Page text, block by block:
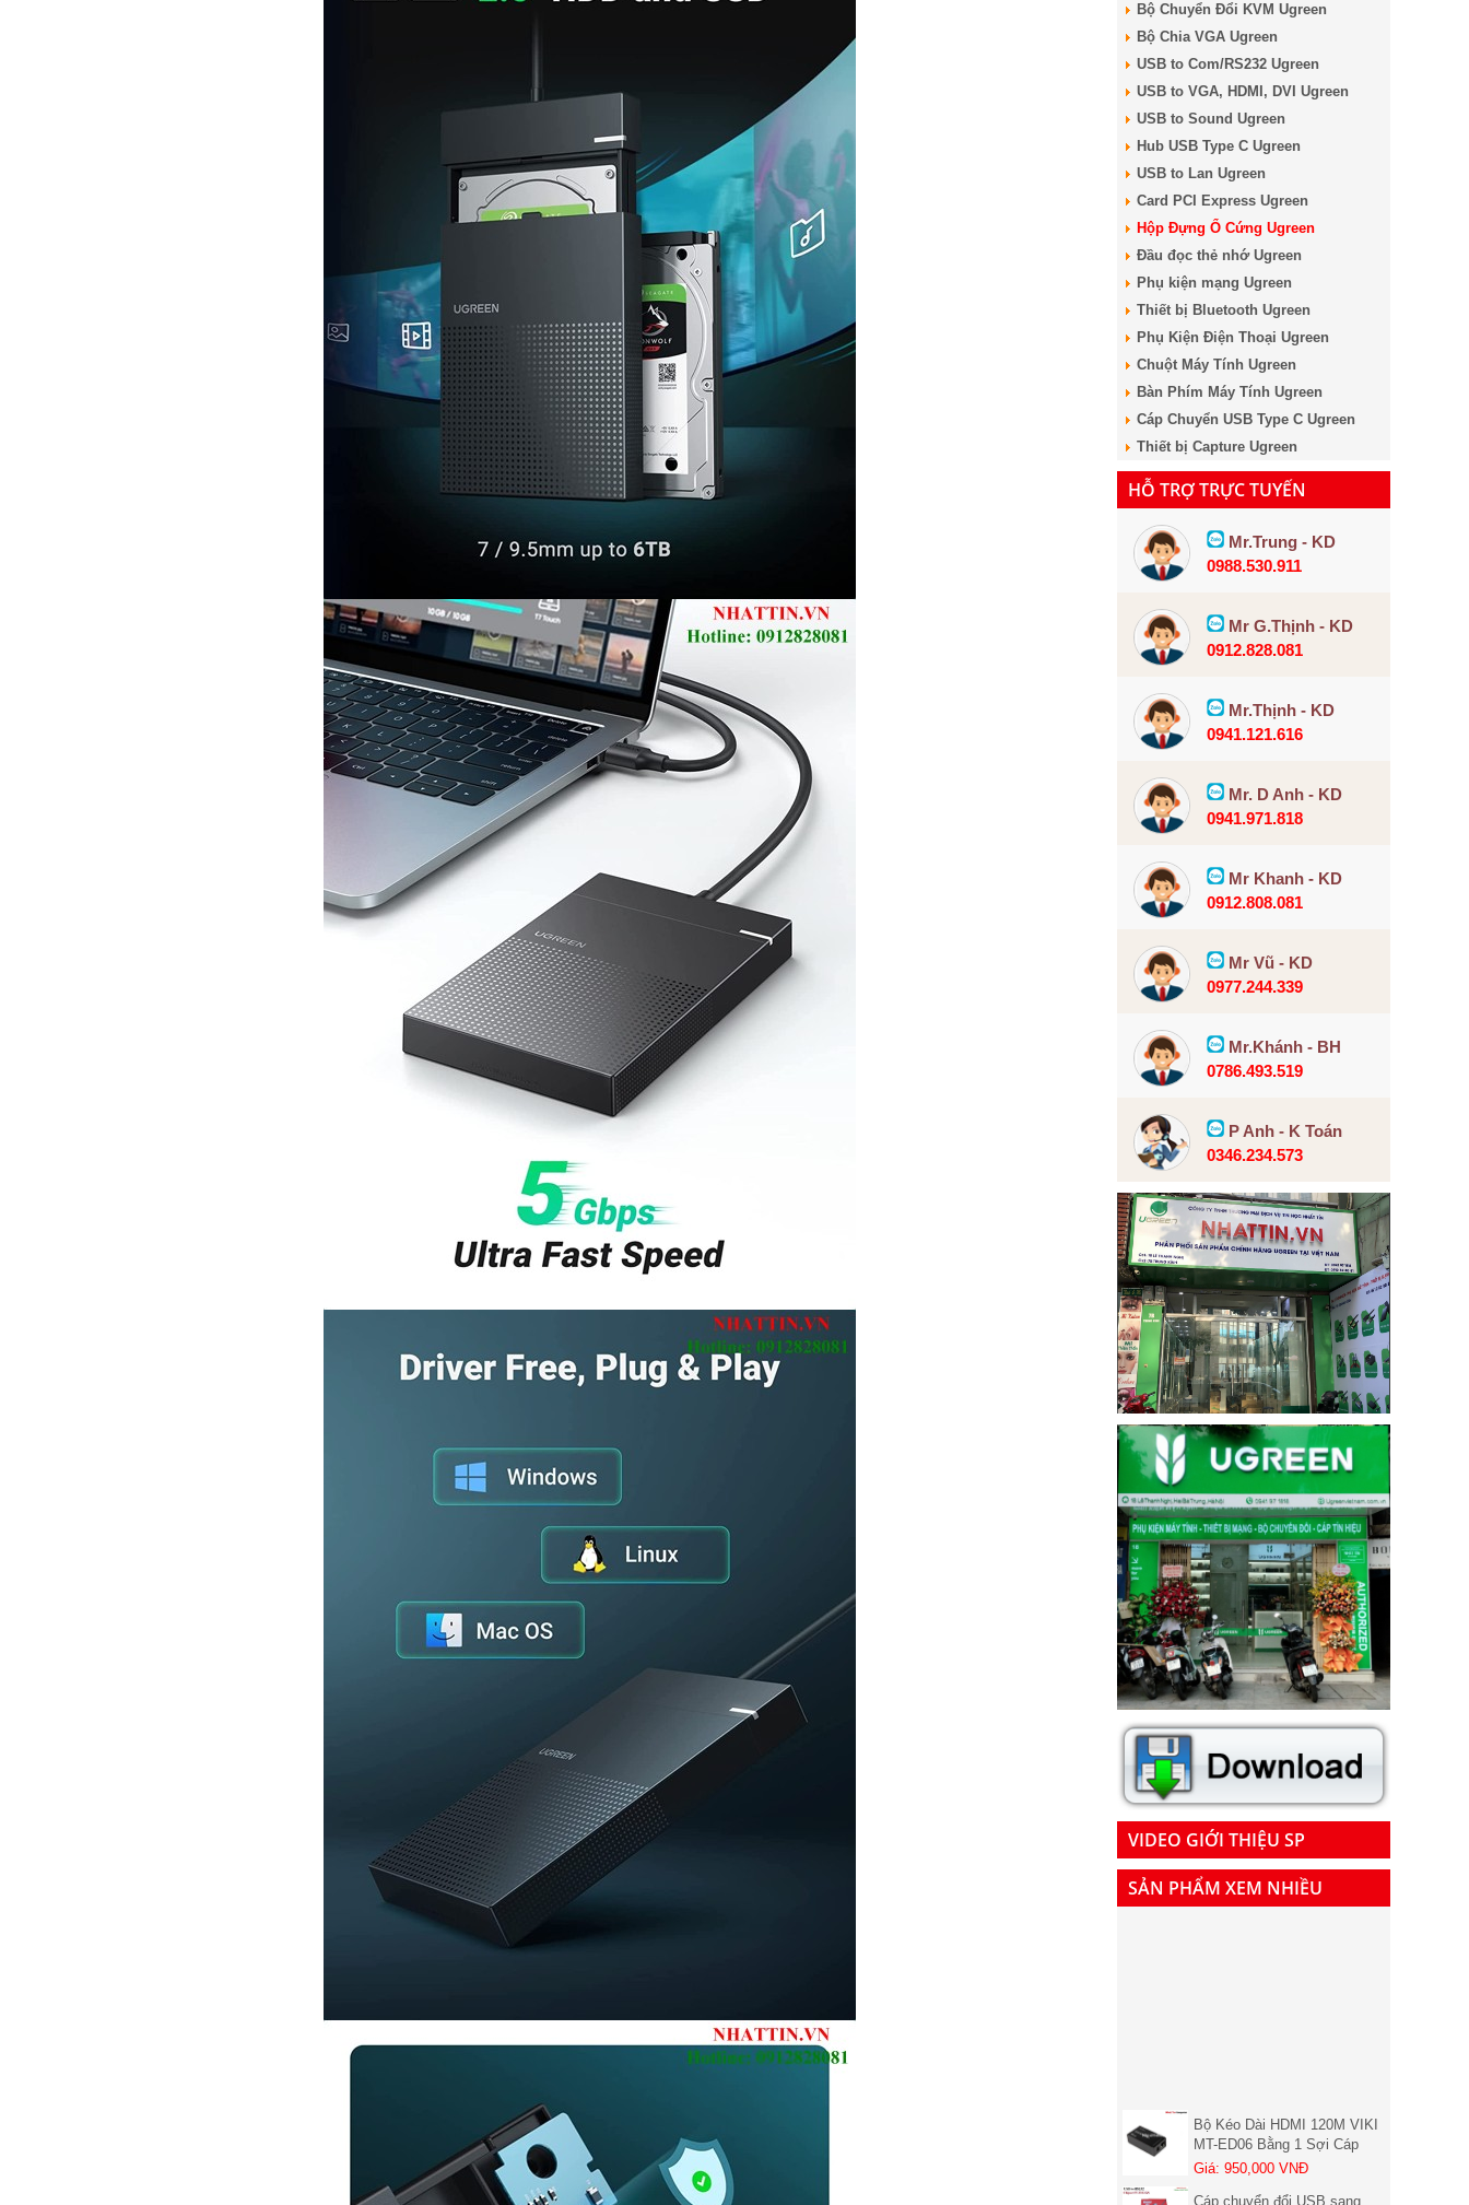
Bộ Chuyển Đổi KVM Ugreen
Bộ Chia VGA Ugreen
USB to Com/RS232 Ugreen
USB to VGA, HDMI, DVI Ugreen
USB to Sound Ugreen
Hub USB Type C Ugreen
USB to Lan Ugreen
Card PCI Express Ugreen
Hộp Đựng Ổ Cứng Ugreen
Đầu đọc thẻ nhớ Ugreen
Phụ kiện mạng Ugreen
Thiết bị Bluetooth Ugreen
Phụ Kiện Điện Thoại Ugreen
Chuột Máy Tính Ugreen
Bàn Phím Máy Tính Ugreen
Cáp Chuyển USB Type C Ugreen
Thiết bị Capture Ugreen
HỖ TRỢ TRỰC TUYẾN
Mr.Trung - KD
0988.530.911
Mr G.Thịnh - KD
0912.828.081
Mr.Thịnh - KD
0941.121.616
Mr. D Anh - KD
0941.971.818
Mr Khanh - KD
0912.808.081
Mr Vũ - KD
0977.244.339
Mr.Khánh - BH
0786.493.519
P Anh - K Toán
0346.234.573
VIDEO GIỚI THIỆU SP
SẢN PHẨM XEM NHIỀU
LAN Cat5, Cat6 chính hãng (
01 chiếc nhận )
Giá: 950,000 VNĐ
Cáp chuyển đổi USB sang